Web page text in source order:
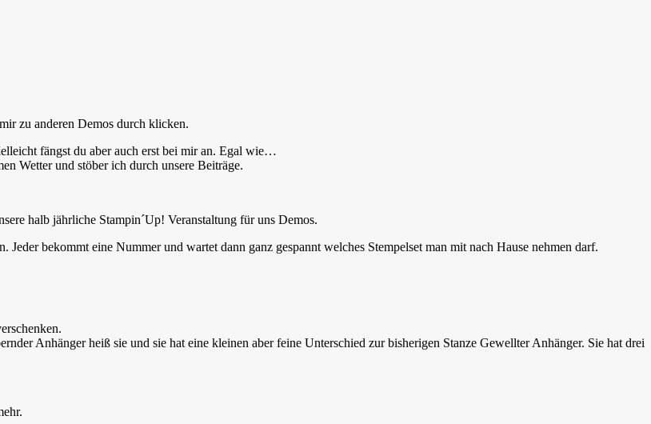
zu anderen Demos durch klicken.
fängst du aber auch erst bei mir an. Egal wie…
Wetter und stöber ich durch unsere Beiträge.
halb jährliche Stampin´Up! Veranstaltung für uns Demos.
bekommt eine Nummer und wartet dann ganz gespannt welches Stempelset man mit nach Hause nehmen darf.
Anhänger heiß sie und sie hat eine kleinen aber feine Unterschied zur bisherigen Stanze Gewellter Anhänger. Sie hat drei